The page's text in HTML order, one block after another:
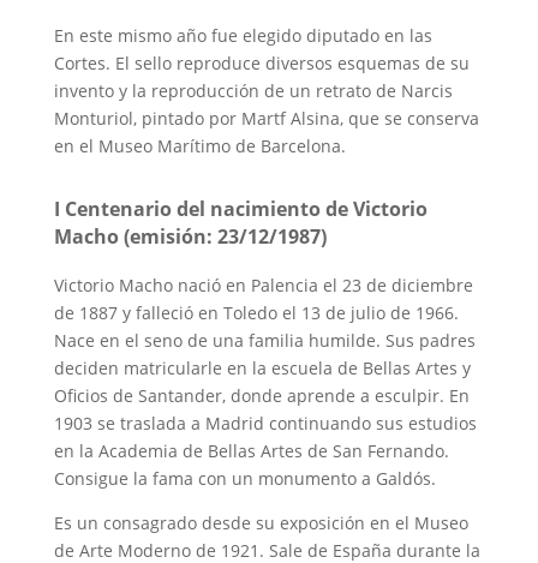
En este mismo año fue elegido diputado en las
Cortes. El sello reproduce diversos esquemas de su
invento y la reproducción de un retrato de Narcis
Monturiol, pintado por Martf Alsina, que se conserva
en el Museo Marítimo de Barcelona.
I Centenario del nacimiento de Victorio
Macho (emisión: 23/12/1987)
Victorio Macho nació en Palencia el 23 de diciembre
de 1887 y falleció en Toledo el 13 de julio de 1966.
Nace en el seno de una familia humilde. Sus padres
deciden matricularle en la escuela de Bellas Artes y
Oficios de Santander, donde aprende a esculpir. En
1903 se traslada a Madrid continuando sus estudios
en la Academia de Bellas Artes de San Fernando.
Consigue la fama con un monumento a Galdós.
Es un consagrado desde su exposición en el Museo
de Arte Moderno de 1921. Sale de España durante la